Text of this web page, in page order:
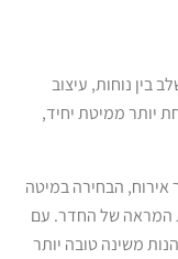
נוחות, עיצוב
יותר ממיטת יחיד,
אירוח, הבחירה במיטה
המראה של החדר. עם
משינה טובה יותר